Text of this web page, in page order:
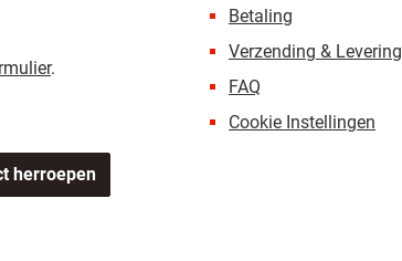
.
herroepen
Betaling
Verzending & Levering
FAQ
Cookie Instellingen